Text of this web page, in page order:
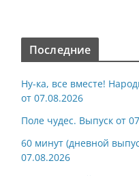
Последние
Ну-ка, все вместе!
от 07.08.2026
Поле чудес. Выпуск от
60 минут (дневной
07.08.2026